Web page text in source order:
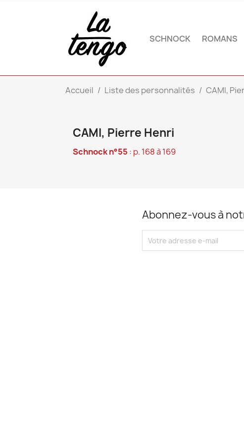
SCHNOCK ROMANS
Accueil Liste des personnalités CAMI,
CAMI, Pierre Henri
Schnock n°55 : p. 168 à 169
Abonnez-vous à